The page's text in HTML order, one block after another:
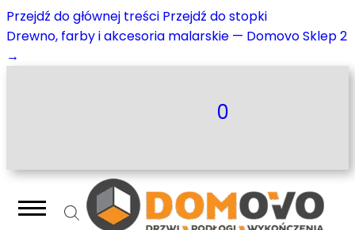
Przejdź do głównej treści Przejdź do stopki
Drewno, farby i akcesoria malarskie — Domovo Sklep 2
→
0